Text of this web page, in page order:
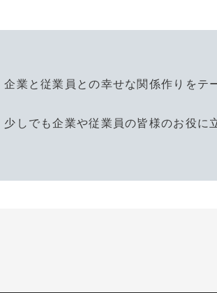
業と従業員との幸せな関係作りをテ
しでも企業や従業員の皆様のお役に